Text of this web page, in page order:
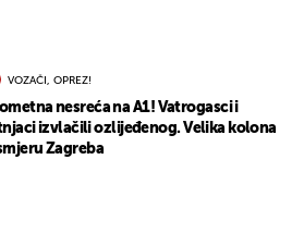
VOZAČI, OPREZ!
nesreća na A1! Vatrogasci i
izvlačili ozlijeđenog. Velika kolona
Zagreba